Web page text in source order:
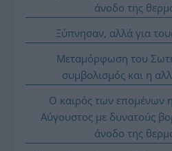
άνοδο της
Ξύπνησαν, αλλά για
Μεταμόρφωση του
συμβολισμός και η
Ο καιρός των επομένων
Αύγουστος με δυνατούς
άνοδο της